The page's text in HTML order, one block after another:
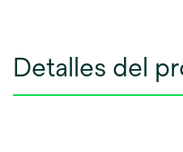
Detalles del